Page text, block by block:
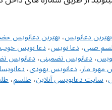
بهترین دعانویس،بهترین دعانویس
صبی،دعا نویس،دعا نویس خوب
،دعانویس تضمینی،دعانویس
مهره مار،دعانویس یهودی،
،سایت دعانویسی آنلاین،طلسم،